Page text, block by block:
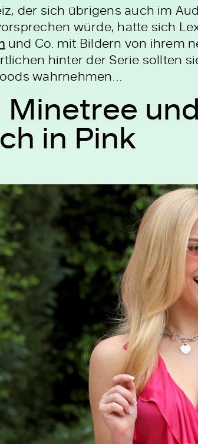
der sich übrigens auch im
würde, hatte sich
und Co. mit Bildern von ihrem
hinter der Serie sollten
wahrnehmen…
Minetree
in Pink